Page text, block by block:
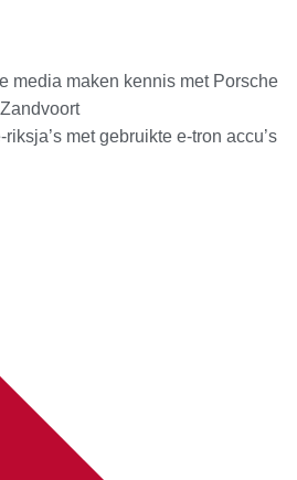
media maken kennis met Porsche
met gebruikte e-tron accu’s